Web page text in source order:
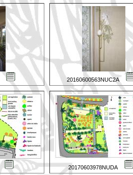
20160600563NUC2A
20170603978NUDA